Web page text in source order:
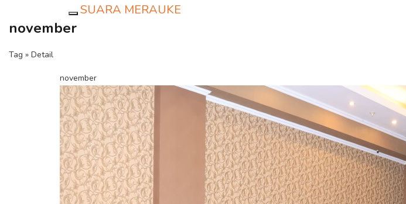
SUARA MERAUKE
november
Tag » Detail
november